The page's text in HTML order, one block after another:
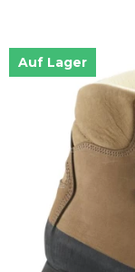
Auf Lager